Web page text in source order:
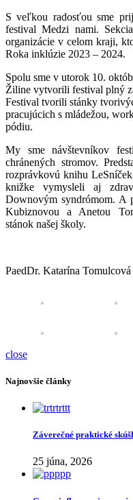
S veľkou radosťou sme
festival Medzi nami.
organizácie v celom kraji,
Roka inklúzie 2023 – 2024.
Spolu sme v utorok 10.
Žiline vytvorili festival plný
Festival tvorili stánky
pracujúcich s mládežou,
pódiu.
My sme návštevníkov
chránených stromov.
rozprávkovú knihu
knižke vymysleli aj
Downovým syndrómom. A
Kubiznovou a Anetou
stánok našej školy.
PaedDr. Katarína Tomulcová
close
Najnovšie články
Záverečné praktické
25 júna, 2026